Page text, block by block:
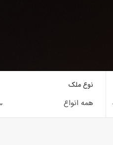
نوع ملک
همه انواع